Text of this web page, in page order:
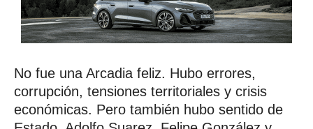
No fue una Arcadia feliz. Hubo errores,
corrupción, tensiones territoriales y crisis
económicas. Pero también hubo sentido de